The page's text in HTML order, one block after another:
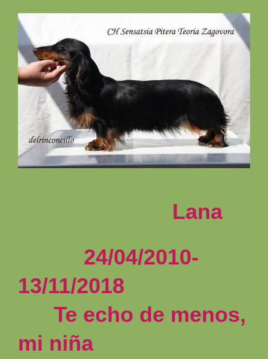
Lana
24/04/2010-
13/11/2018
Te echo de menos,
mi niña